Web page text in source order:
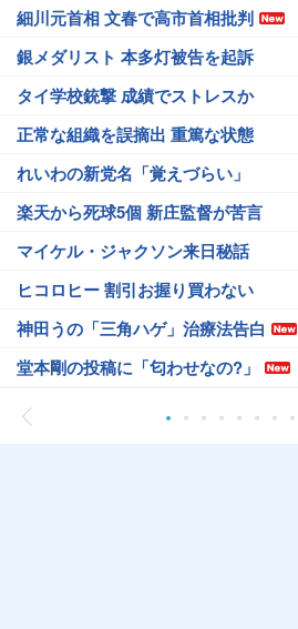
細川元首相 文春で高市首相批判
銀メダリスト 本多灯被告を起訴
タイ学校銃撃 成績でストレスか
正常な組織を誤摘出 重篤な状態
れいわの新党名「覚えづらい」
楽天から死球5個 新庄監督が苦言
マイケル・ジャクソン来日秘話
ヒコロヒー 割引お握り買わない
神田うの「三角ハゲ」治療法告白
堂本剛の投稿に「匂わせなの?」